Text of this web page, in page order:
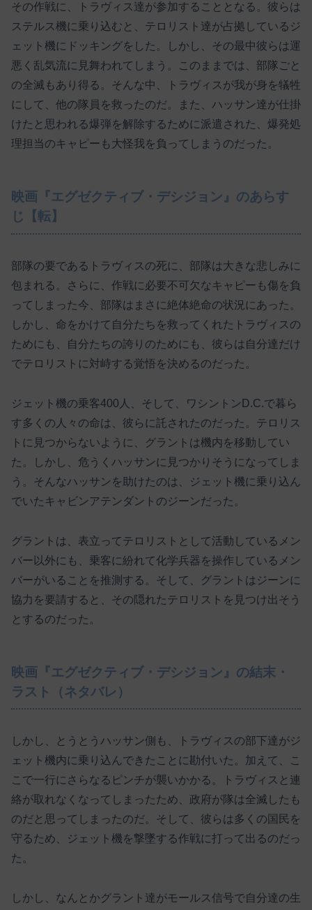
その作戦に、トラヴィス達が参加することとなる。彼らは
ステルス機に乗り込むと、テロリスト達が占拠しているジ
ェット機にドッキングをした。しかし、その最中彼らは運
悪く乱気流に見舞われてしまう。このままでは、部隊ごと
の全滅もあり得る。そんな中、トラヴィスが我が身を犠牲
にして、他の隊員を救ったのだ。また、ハッサン達が仕掛
けたと思われる爆弾を解除するために派遣された、爆発処
理担当のキャピーも大怪我を負ってしまうのだった。
映画『エグゼクティブ・デシジョン』のあらす
じ【転】
部隊の要であるトラヴィスの死に、部隊は大きな悲しみに
包まれる。さらに、作戦に必要不可欠なキャピーも傷を負
ってしまった今、部隊はまさに絶体絶命の状況にあった。
しかし、命をかけて自分たちを救ってくれたトラヴィスの
ためにも、自分たちの誇りのためにも、彼らは自分達だけ
でテロリストに対峙する覚悟を決めるのだった。
ジェット機の乗客400人、そして、ワシントンD.C.で暮ら
す多くの人々の命は、彼らに託されたのだった。テロリス
トに見つからないように、グラントは機内を移動してい
た。しかし、危うくハッサンに見つかりそうになってしま
う。そんなハッサンを助けたのは、ジェット機に乗り込ん
でいたキャビンアテンダントのジーンだった。
グラントは、表立ってテロリストとして活動しているメン
バー以外にも、乗客に紛れて化学兵器を操作しているメン
バーがいることを推測する。そして、グラントはジーンに
協力を要請すると、その隠れたテロリストを見つけ出そう
とするのだった。
映画『エグゼクティブ・デシジョン』の結末・
ラスト（ネタバレ）
しかし、とうとうハッサン側も、トラヴィスの部下達がジ
ェット機内に乗り込んできたことに勘付いた。加えて、こ
こで一行にさらなるピンチが襲いかかる。トラヴィスと連
絡が取れなくなってしまったため、政府が隊は全滅したも
のだと思ってしまったのだ。そして、彼らは多くの国民を
守るため、ジェット機を撃墜する作戦に打って出るのだっ
た。
しかし、なんとかグラント達がモールス信号で自分達の生